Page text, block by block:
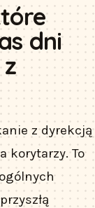
dni
z dyrekcją
korytarzy. To